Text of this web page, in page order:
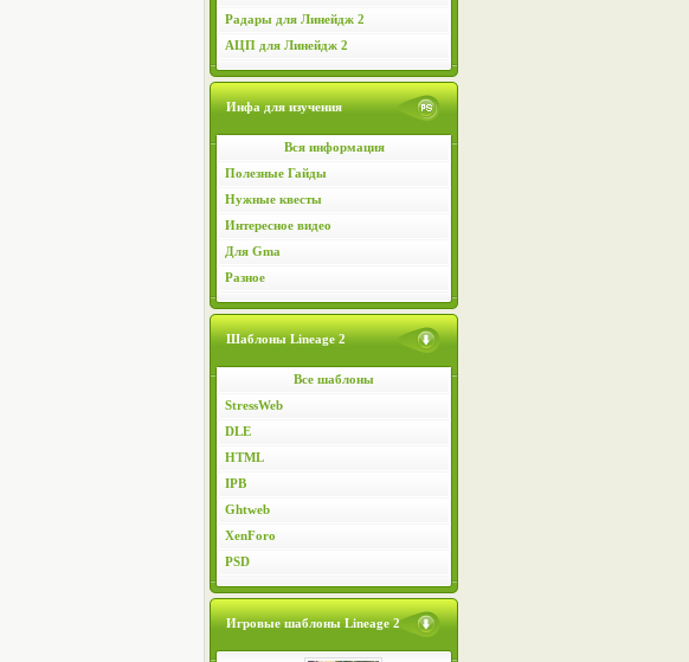
Радары для Линейдж 2
АЦП для Линейдж 2
Инфа для изучения
Вся информация
Полезные Гайды
Нужные квесты
Интересное видео
Для Gma
Разное
Шаблоны Lineage 2
Все шаблоны
StressWeb
DLE
HTML
IPB
Ghtweb
XenForo
PSD
Игровые шаблоны Lineage 2